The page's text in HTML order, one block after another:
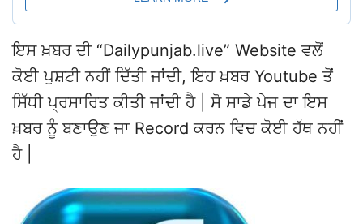
ਇਸ ਖ਼ਬਰ ਦੀ “Dailypunjab.live” Website ਵਲੋਂ
ਕੋਈ ਪੁਸ਼ਟੀ ਨਹੀਂ ਦਿੱਤੀ ਜਾਂਦੀ, ਇਹ ਖ਼ਬਰ Youtube ਤੋਂ
ਸਿੱਧੀ ਪ੍ਰਸਾਰਿਤ ਕੀਤੀ ਜਾਂਦੀ ਹੈ | ਸੋ ਸਾਡੇ ਪੇਜ ਦਾ ਇਸ
ਖ਼ਬਰ ਨੂੰ ਬਣਾਉਣ ਜਾ Record ਕਰਨ ਵਿਚ ਕੋਈ ਹੱਥ ਨਹੀਂ
ਹੈ |